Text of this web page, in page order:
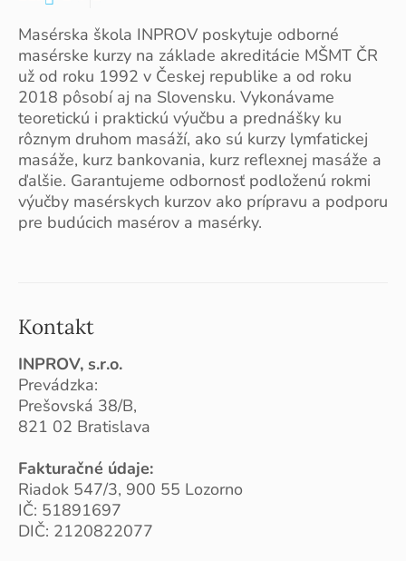
Masérska škola INPROV poskytuje odborné
masérske kurzy na základe akreditácie MŠMT ČR
už od roku 1992 v Českej republike a od roku
2018 pôsobí aj na Slovensku. Vykonávame
teoretickú i praktickú výučbu a prednášky ku
rôznym druhom masáží, ako sú kurzy lymfatickej
masáže, kurz bankovania, kurz reflexnej masáže a
ďalšie. Garantujeme odbornosť podloženú rokmi
výučby masérskych kurzov ako prípravu a podporu
pre budúcich masérov a masérky.
Kontakt
INPROV, s.r.o.
Prevádzka:
Prešovská 38/B,
821 02 Bratislava
Fakturačné údaje:
Riadok 547/3, 900 55 Lozorno
IČ: 51891697
DIČ: 2120822077